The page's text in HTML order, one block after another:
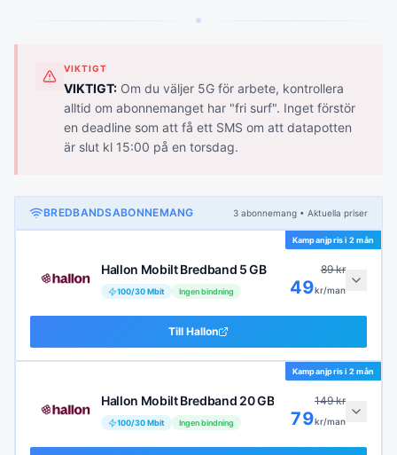
VIKTIGT
VIKTIGT: Om du väljer 5G för arbete, kontrollera
alltid om abonnemanget har "fri surf". Inget förstör
en deadline som att få ett SMS om att datapotten
är slut kl 15:00 på en torsdag.
BREDBANDSABONNEMANG 3 abonnemang • Aktuella priser
Kampanjpris i 2 mån
Hallon Mobilt Bredband 5 GB
100/30Mbit Ingen bindning
89kr
49kr/man
Till Hallon
Kampanjpris i 2 mån
Hallon Mobilt Bredband 20 GB
100/30Mbit Ingen bindning
149kr
79kr/man